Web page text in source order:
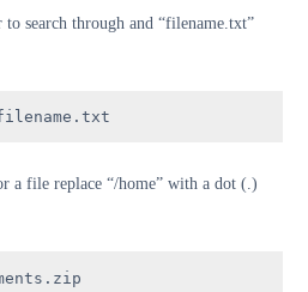
search through and “filename.txt”
a file replace “/home” with a dot (.)